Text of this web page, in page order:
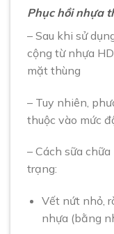
Phục hồi nhựa
– Sau khi sử
cộng từ nhựa
mặt thùng
– Tuy nhiên,
thuộc vào mức
– Cách sữa
trạng:
Vết nứt nhỏ,
nhựa (bằng